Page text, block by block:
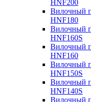
HNF200
Вилочный
HNF180
Вилочный
HNF160S
Вилочный
HNF160
Вилочный
HNF150S
Вилочный
HNF140S
Вилочный